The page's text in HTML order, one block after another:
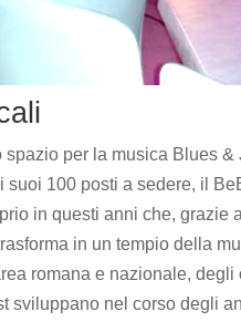
per la musica Blues
100 posti a sedere, il
in questi anni che, grazie
in un tempio della
romana e nazionale,
nel corso degli